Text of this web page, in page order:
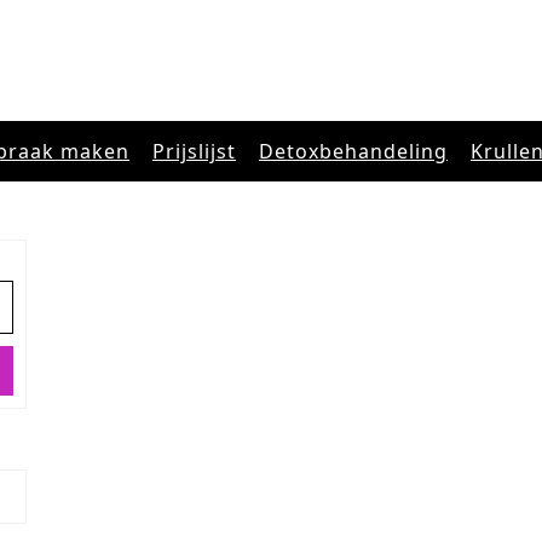
maken Prijslijst Detoxbehandeling